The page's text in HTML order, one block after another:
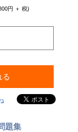
円 ＋ 税)
る
題集